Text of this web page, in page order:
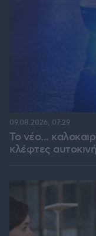
Το νέο...
κλέφτες
09.08.2026, 07:29